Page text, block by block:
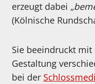
erzeugt dabei „
(Kölnische
Sie beeindruckt
Gestaltung
bei der